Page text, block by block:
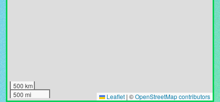
500 km
500 mi
Leaflet | ©OpenStreetMap contributors